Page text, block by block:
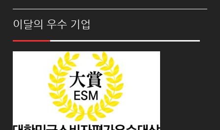
이달의 우수 기업